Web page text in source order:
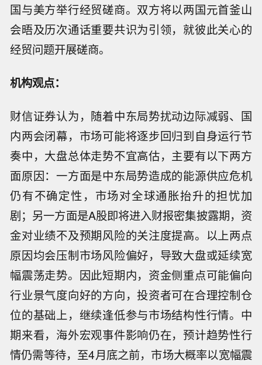
国与美方举行经贸磋商。双方将以两国元首釜山
会晤及历次通话重要共识为引领，就彼此关心的
经贸问题开展磋商。
机构观点：
财信证券认为，随着中东局势扰动边际减弱、国
内两会闭幕，市场可能将逐步回归到自身运行节
奏中，大盘总体走势不宜高估，主要有以下两方
面原因：一方面是中东局势造成的能源供应危机
仍有不确定性，市场对全球通胀抬升的担忧加
剧；另一方面是A股即将进入财报密集披露期，资
金对业绩不及预期风险的关注度提高。以上两点
原因均会压制市场风险偏好，导致大盘或延续宽
幅震荡走势。因此短期内，资金侧重点可能偏向
行业景气度向好的方向，投资者可在合理控制仓
位的基础上，继续逢低参与市场结构性行情。中
期来看，海外宏观事件影响仍在，预计趋势性行
情仍需等待，至4月底之前，市场大概率以宽幅震